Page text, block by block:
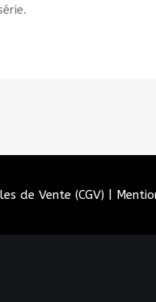
de Vente (CGV)